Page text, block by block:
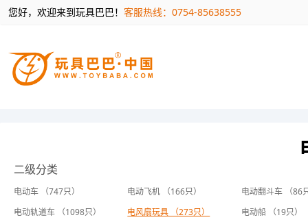
您好，欢迎来到玩具巴巴！ 客服热线：0754-85638555
二级分类
电动车 （747只） 电动飞机 （166只）
电动翻斗车 （86
电动轨道车 （1098只）
电风扇玩具 （273只）
电动船 （19只）